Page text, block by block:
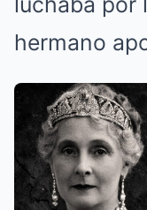
hermano